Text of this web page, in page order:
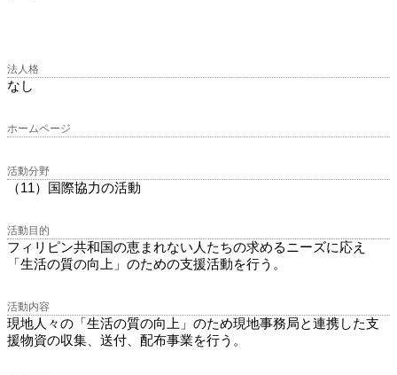
法人格
なし
ホームページ
活動分野
（11）国際協力の活動
活動目的
フィリピン共和国の恵まれない人たちの求めるニーズに応え
「生活の質の向上」のための支援活動を行う。
活動内容
現地人々の「生活の質の向上」のため現地事務局と連携した支
援物資の収集、送付、配布事業を行う。